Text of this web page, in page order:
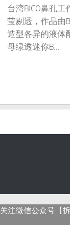
台湾BICO鼻孔
莹剔透，作品由
造型各异的液体
母绿透迷你B...
关注微信公众号【